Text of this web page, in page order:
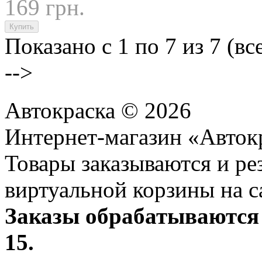
169 грн.
Показано с 1 по 7 из 7
-->
Автокраска © 2026
Интернет-магазин
Товары заказываются и
виртуальной корзины на
Заказы
15.